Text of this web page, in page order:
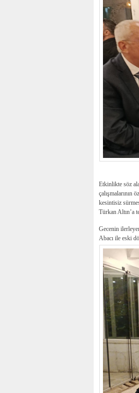
Etkinlikte söz
kesintisiz
Türkan Altın’a
Gecenin
Abacı ile eski